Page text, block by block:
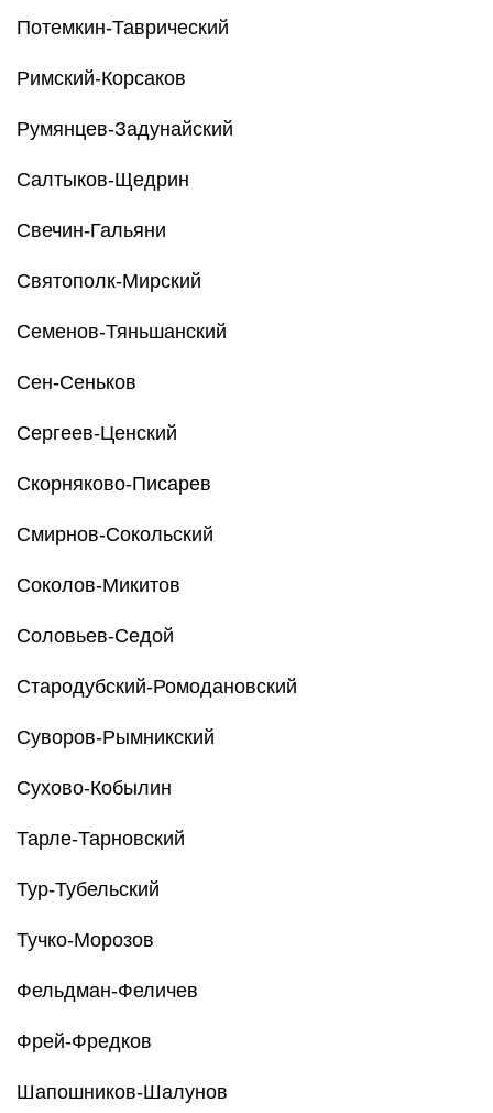
Потемкин-Таврический
Римский-Корсаков
Румянцев-Задунайский
Салтыков-Щедрин
Свечин-Гальяни
Святополк-Мирский
Семенов-Тяньшанский
Сен-Сеньков
Сергеев-Ценский
Скорняково-Писарев
Смирнов-Сокольский
Соколов-Микитов
Соловьев-Седой
Стародубский-Ромодановский
Суворов-Рымникский
Сухово-Кобылин
Тарле-Тарновский
Тур-Тубельский
Тучко-Морозов
Фельдман-Феличев
Фрей-Фредков
Шапошников-Шалунов